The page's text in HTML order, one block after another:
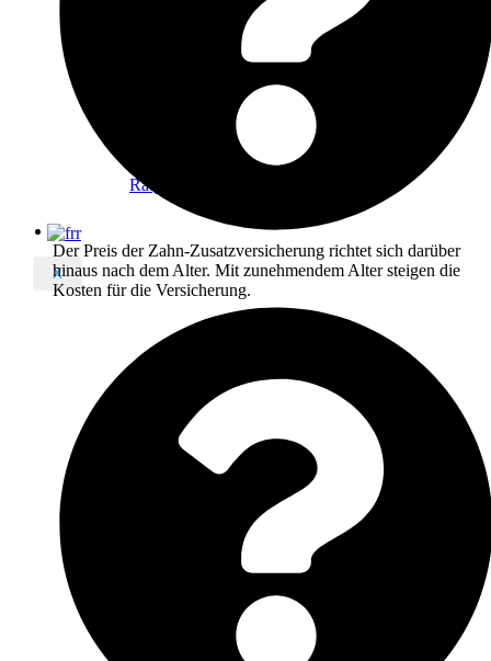
Ratgeber
X
Der Preis der Zahn-Zusatzversicherung richtet sich darüber
hinaus nach dem Alter. Mit zunehmendem Alter steigen die
Kosten für die Versicherung.